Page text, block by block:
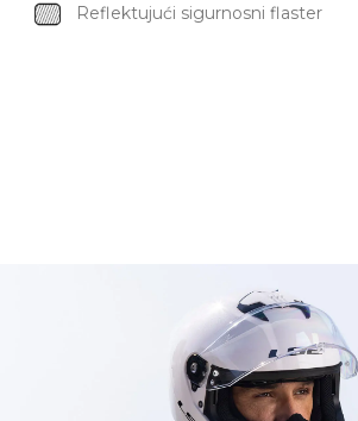
Reflektujući sigurnosni flaster